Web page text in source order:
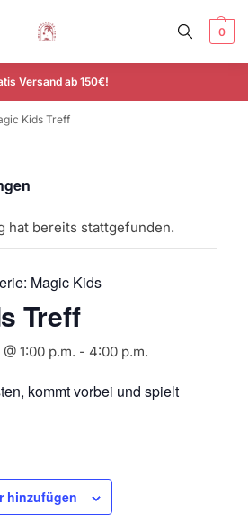
0
Versand ab 150€!
Kids Treff
hat bereits stattgefunden.
Magic Kids
Treff
1:00 p.m. - 4:00 p.m.
kommt vorbei und spielt
hinzufügen